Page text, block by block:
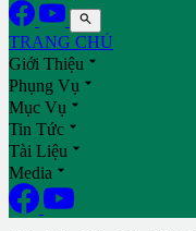

TRANG CHỦ
Giới Thiệu 
Phụng Vụ 
Mục Vụ 
Tin Tức 
Tài Liệu 
Media 